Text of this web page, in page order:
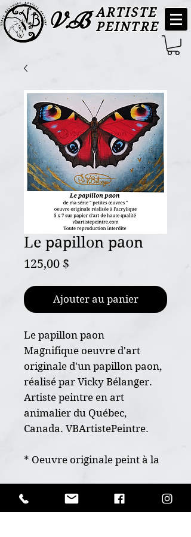
V.B ARTISTE
PEINTRE
Le papillon paon
125,00 $
Ajouter au panier
Le papillon paon
Magnifique oeuvre d'art
originale d'un papillon paon,
réalisé par Vicky Bélanger.
Artiste peintre en art
animalier du Québec,
Canada. VBArtistePeintre.
* Oeuvre originale peint à la
* Dimension 5"x7"
* Sur papier d'art 300g de
POLITIQUE D'ÉCHANGE ET
DE REMBOURSEMENT